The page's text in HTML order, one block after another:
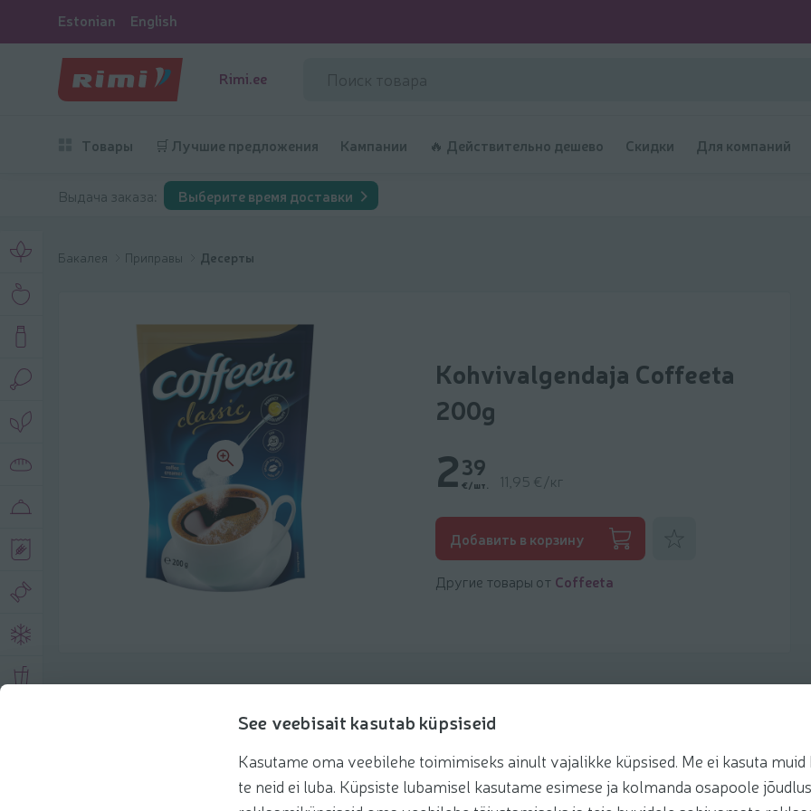
See veebisait kasutab küpsiseid
Kasutame oma veebilehe toimimiseks ainult vajalikke küpsised. Me ei kasuta muid
te neid ei luba. Küpsiste lubamisel kasutame esimese ja kolmanda osapoole
Estonian English
Rimi.ee
Товары 🛒 Лучшие предложения Кампании 🔥 Действительно дешево Скидки Для компаний
Выдача заказа: Выберите время доставки
Бакалея Приправы Десерты
Kohvivalgendaja Coffeeta
200g
239
€/шт. 11,95 €/кг
Добавить в корзину
Другие товары от Coffeeta
Рекомендации Рецепты